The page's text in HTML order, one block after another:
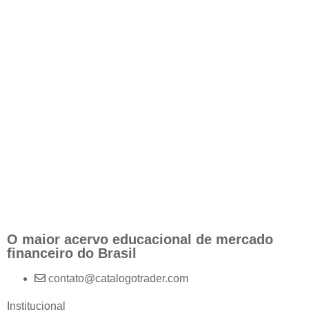
O maior acervo educacional de mercado
financeiro do Brasil
contato@catalogotrader.com
Institucional